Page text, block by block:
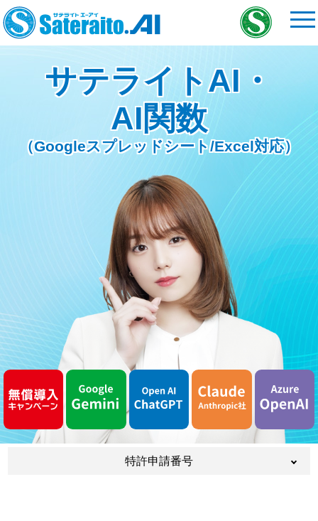
サテライトAI・
AI関数
（Googleスプレッドシート/Excel対応）
特許申請番号